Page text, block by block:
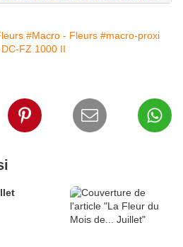
#Macro - Fleurs #macro-proxi
FZ 1000 II